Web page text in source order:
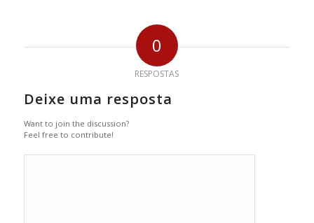
0
RESPOSTAS
Deixe uma resposta
Want to join the discussion?
Feel free to contribute!